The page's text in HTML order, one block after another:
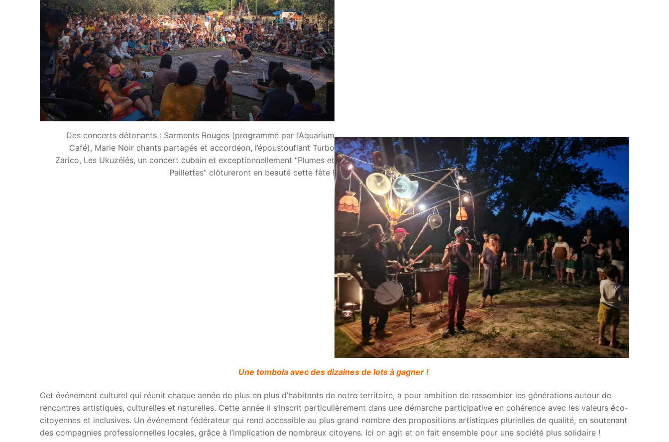
Des concerts détonants : Sarments Rouges (programmé par l’Aquarium
Café), Marie Noir chants partagés et accordéon, l’époustouflant Turbo
Zarico, Les Ukuzélés, un concert cubain et exceptionnellement “Plumes et
Paillettes” clôtureront en beauté cette fête !
Une tombola avec des dizaines de lots à gagner !
Cet événement culturel qui réunit chaque année de plus en plus d’habitants de notre territoire, a pour ambition de rassembler les générations autour de
rencontres artistiques, culturelles et naturelles. Cette année il s’inscrit particulièrement dans une démarche participative en cohérence avec les valeurs éco-
citoyennes et inclusives. Un événement fédérateur qui rend accessible au plus grand nombre des propositions artistiques plurielles de qualité, en soutenant
des compagnies professionnelles locales, grâce à l’implication de nombreux citoyens. Ici on agit et on fait ensemble pour une société plus solidaire !